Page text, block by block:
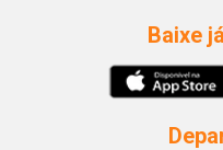
Baixe